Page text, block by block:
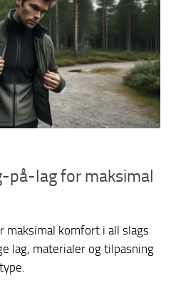
på-lag for maksimal
komfort i all slags
lag, materialer og tilpasning